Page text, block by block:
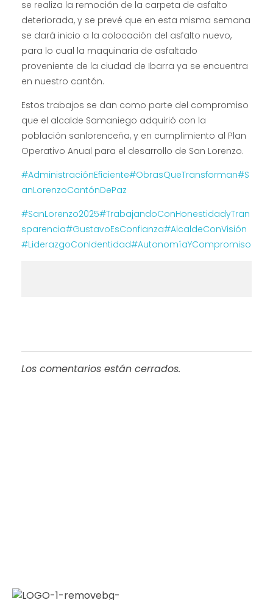
se realiza la remoción de la carpeta de asfalto
deteriorada, y se prevé que en esta misma semana
se dará inicio a la colocación del asfalto nuevo,
para lo cual la maquinaria de asfaltado
proveniente de la ciudad de Ibarra ya se encuentra
en nuestro cantón.
Estos trabajos se dan como parte del compromiso
que el alcalde Samaniego adquirió con la
población sanlorenceña, y en cumplimiento al Plan
Operativo Anual para el desarrollo de San Lorenzo.
#AdministraciónEficiente#ObrasQueTransforman#S
anLorenzoCantónDePaz
#SanLorenzo2025#TrabajandoConHonestidadyTran
sparencia#GustavoEsConfianza#AlcaldeConVisión
#LiderazgoConIdentidad#AutonomíaYCompromiso
Los comentarios están cerrados.